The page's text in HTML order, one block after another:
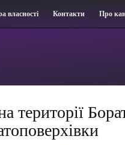
власності Контакти Про
території